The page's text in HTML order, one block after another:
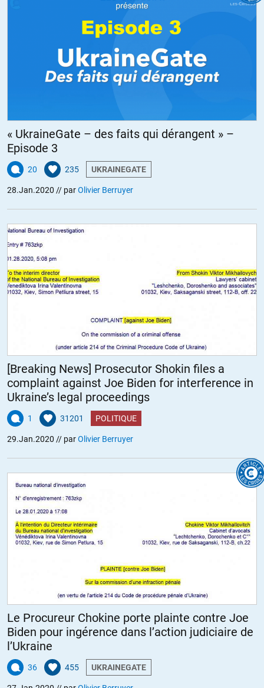
« UkraineGate – des faits qui dérangent » –
Episode 3
20 235 UKRAINEGATE
28.Jan.2020 // parOlivier Berruyer
[Breaking News] Prosecutor Shokin files a
complaint against Joe Biden for interference in
Ukraine’s legal proceedings
1 31201 POLITIQUE
29.Jan.2020 // parOlivier Berruyer
Le Procureur Chokine porte plainte contre Joe
Biden pour ingérence dans l’action judiciaire de
l’Ukraine
36 455 UKRAINEGATE